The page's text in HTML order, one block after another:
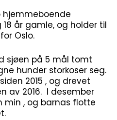
hjemmeboende
år gamle, og holder til
Oslo.
sjøen på 5 mål tomt
hunder storkoser seg.
2015 , og drevet
av 2016. I desember
min , og barnas flotte